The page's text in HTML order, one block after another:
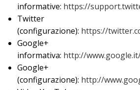
informative: https://
Twitter
(configurazione): https://
Google+
informativa: http://
Google+
(configurazione): http://